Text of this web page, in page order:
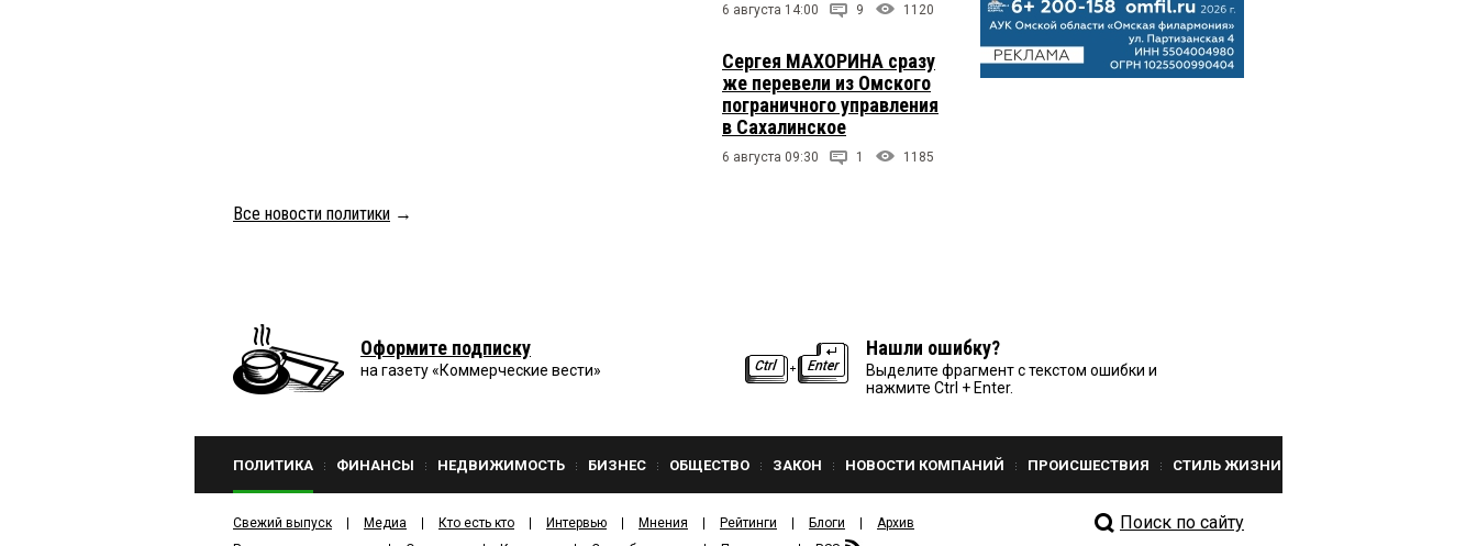
6 августа 14:00 9 1120
Сергея МАХОРИНА сразу
же перевели из Омского
пограничного управления
в Сахалинское
6 августа 09:30 1 1185
Все новости политики →
Оформите подписку
на газету «Коммерческие вести»
Нашли ошибку?
Выделите фрагмент с текстом ошибки и
нажмите Ctrl + Enter.
ПОЛИТИКА ФИНАНСЫ НЕДВИЖИМОСТЬ БИЗНЕС ОБЩЕСТВО ЗАКОН НОВОСТИ КОМПАНИЙ ПРОИСШЕСТВИЯ СТИЛЬ ЖИЗНИ
Свежий выпуск Медиа Кто есть кто Интервью Мнения Рейтинги Блоги
Архив
Поиск по сайту